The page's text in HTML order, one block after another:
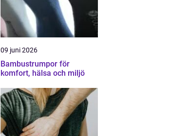
09 juni 2026
Bambustrumpor för
komfort, hälsa och miljö